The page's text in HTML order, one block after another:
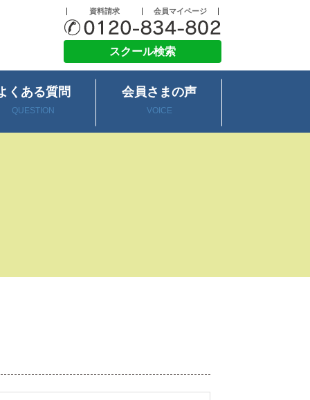
資料請求 会員マイページ
スクール検索
くある質問
QUESTION
会員さまの声
VOICE